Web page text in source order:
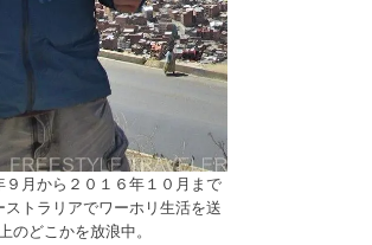
月から２０１６年１０月まで
トラリアでワーホリ生活を送
のどこかを放浪中。